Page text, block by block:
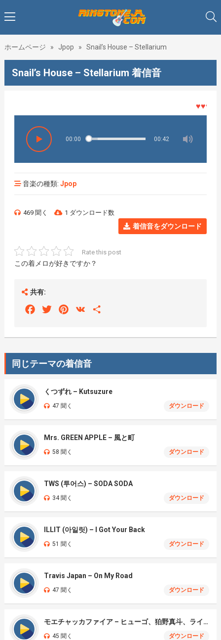
ホームページ » Jpop » Snail’s House – Stellarium
Snail’s House – Stellarium 着信音
♥♥♥着メ
00:00 00:42
音楽の種類: Jpop
469 聞く 1 ダウンロード数
着信音をダウンロード
Rate this post
この着メロが好きですか？
共有:
FacebookTwitterPinterest
VK
同じテーマの着信音
くつずれ – Kutsuzure
47 聞く ダウンロード
Mrs. GREEN APPLE – 風と町
58 聞く ダウンロード
TWS (투어스) – SODA SODA
34 聞く ダウンロード
ILLIT (아일릿) – I Got Your Back
51 聞く ダウンロード
Travis Japan – On My Road
47 聞く ダウンロード
モエチャッカファイア – ヒューゴ、狛野真斗、ライト、セヴェリアン (Cover )
45 聞く ダウンロード